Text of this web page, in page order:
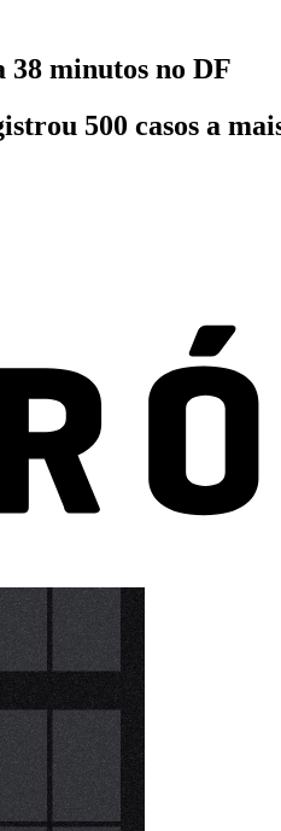
38 minutos no DF
500 casos a